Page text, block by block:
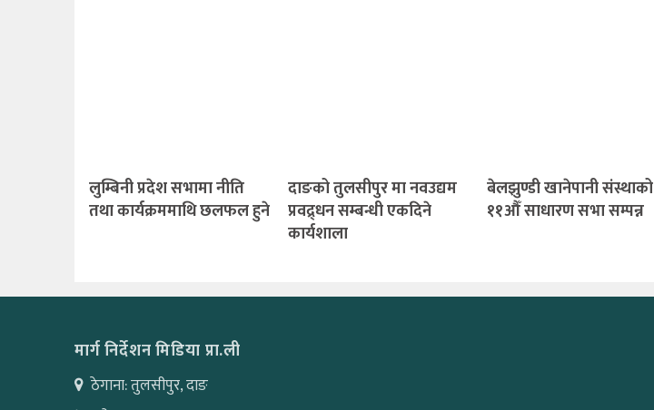
लुम्बिनी प्रदेश सभामा नीति
तथा कार्यक्रममाथि छलफल हुने
दाङको तुलसीपुर मा नवउद्यम
प्रवद्र्धन सम्बन्धी एकदिने
कार्यशाला
बेलझुण्डी खानेपानी संस्थाको
११औँ साधारण सभा सम्पन्न
मार्ग निर्देशन मिडिया प्रा.ली
ठेगाना: तुलसीपुर, दाङ